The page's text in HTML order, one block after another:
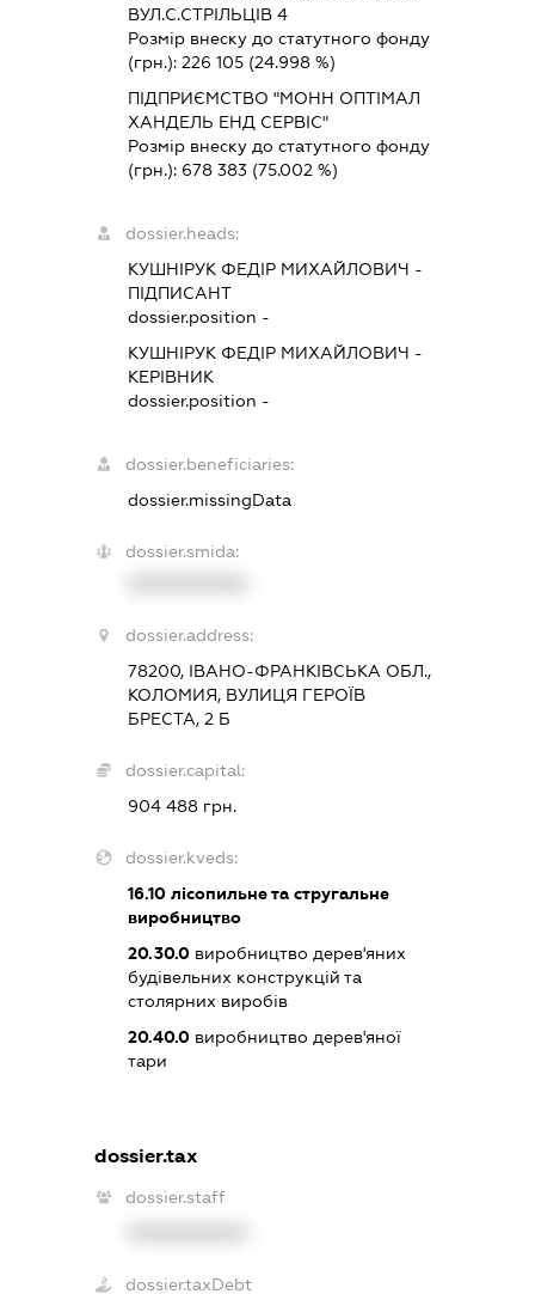
ВУЛ.С.СТРІЛЬЦІВ 4
Розмір внеску до статутного фонду
(грн.):226 105 (24.998 %)
ПІДПРИЄМСТВО "МОНН ОПТІМАЛ
ХАНДЕЛЬ ЕНД СЕРВІС"
Розмір внеску до статутного фонду
(грн.): 678 383 (75.002 %)
dossier.heads:
КУШНІРУК ФЕДІР МИХАЙЛОВИЧ -
ПІДПИСАНТ
dossier.position -
КУШНІРУК ФЕДІР МИХАЙЛОВИЧ -
КЕРІВНИК
dossier.position -
dossier.beneficiaries:
dossier.missingData
dossier.smida:
dossier.address:
78200, ІВАНО-ФРАНКІВСЬКА ОБЛ.,
КОЛОМИЯ, ВУЛИЦЯ ГЕРОЇВ
БРЕСТА, 2 Б
dossier.capital:
904 488 грн.
dossier.kveds:
16.10 лісопильне та стругальне
виробництво
20.30.0 виробництво дерев'яних
будівельних конструкцій та
столярних виробів
20.40.0 виробництво дерев'яної
тари
dossier.tax
dossier.staff
dossier.taxDebt